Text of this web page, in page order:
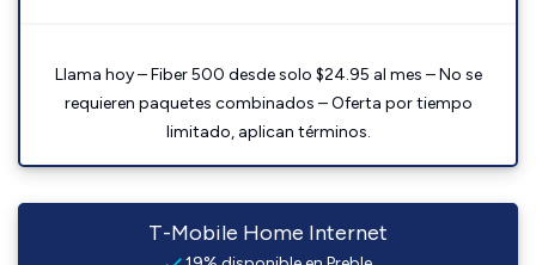
Llama hoy – Fiber 500 desde solo $24.95 al mes – No se
requieren paquetes combinados – Oferta por tiempo
limitado, aplican términos.
T-Mobile Home Internet